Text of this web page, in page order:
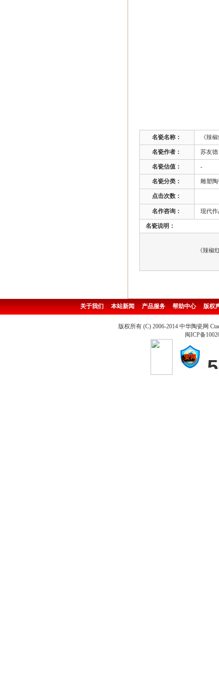
名瓷名称： 《辣椒
名瓷作者： 苏友德
名瓷估值： -
名瓷分类： 雕塑陶
点击次数：
名作咨询： 现代作
名瓷说明：
《辣椒
关于我们 本站新闻 产品服务 帮助中心 版权
版权所有 (C) 2006-2014 中华陶瓷网
闽ICP备